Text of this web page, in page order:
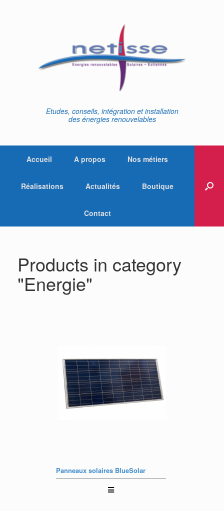
Etudes, conseils, intégration et installation
des énergies renouvelables
Accueil A propos Nos métiers
Réalisations Actualités Boutique
Contact
Products in category
"Energie"
Panneaux solaires BlueSolar